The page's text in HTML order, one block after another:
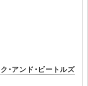
・アンド・ビートルズ